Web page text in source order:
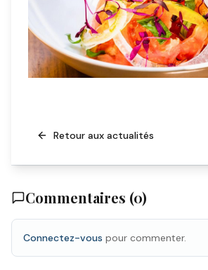
Retour aux actualités
Commentaires (0)
Connectez-vous pour commenter.